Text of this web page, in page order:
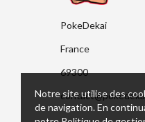
Notre site utilise des
de navigation. En
PokeDekai
France
69300